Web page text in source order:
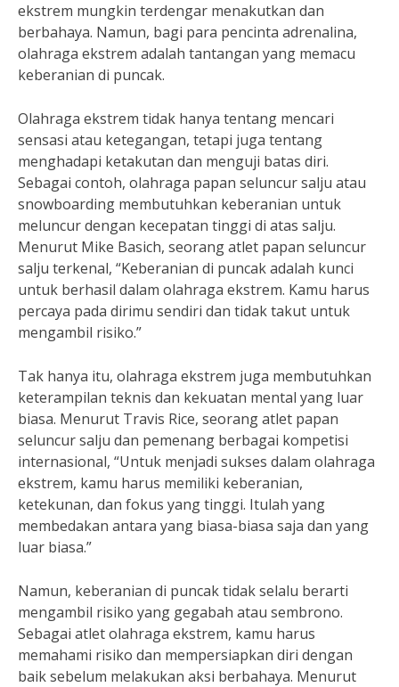
ekstrem mungkin terdengar menakutkan dan
berbahaya. Namun, bagi para pencinta adrenalina,
olahraga ekstrem adalah tantangan yang memacu
keberanian di puncak.
Olahraga ekstrem tidak hanya tentang mencari
sensasi atau ketegangan, tetapi juga tentang
menghadapi ketakutan dan menguji batas diri.
Sebagai contoh, olahraga papan seluncur salju atau
snowboarding membutuhkan keberanian untuk
meluncur dengan kecepatan tinggi di atas salju.
Menurut Mike Basich, seorang atlet papan seluncur
salju terkenal, “Keberanian di puncak adalah kunci
untuk berhasil dalam olahraga ekstrem. Kamu harus
percaya pada dirimu sendiri dan tidak takut untuk
mengambil risiko.”
Tak hanya itu, olahraga ekstrem juga membutuhkan
keterampilan teknis dan kekuatan mental yang luar
biasa. Menurut Travis Rice, seorang atlet papan
seluncur salju dan pemenang berbagai kompetisi
internasional, “Untuk menjadi sukses dalam olahraga
ekstrem, kamu harus memiliki keberanian,
ketekunan, dan fokus yang tinggi. Itulah yang
membedakan antara yang biasa-biasa saja dan yang
luar biasa.”
Namun, keberanian di puncak tidak selalu berarti
mengambil risiko yang gegabah atau sembrono.
Sebagai atlet olahraga ekstrem, kamu harus
memahami risiko dan mempersiapkan diri dengan
baik sebelum melakukan aksi berbahaya. Menurut